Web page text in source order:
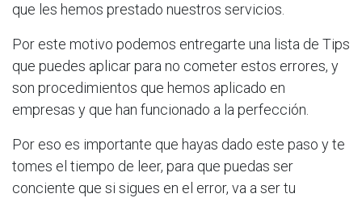
que les hemos prestado nuestros servicios.
Por este motivo podemos entregarte una lista de Tips
que puedes aplicar para no cometer estos errores, y
son procedimientos que hemos aplicado en
empresas y que han funcionado a la perfección.
Por eso es importante que hayas dado este paso y te
tomes el tiempo de leer, para que puedas ser
conciente que si sigues en el error, va a ser tu